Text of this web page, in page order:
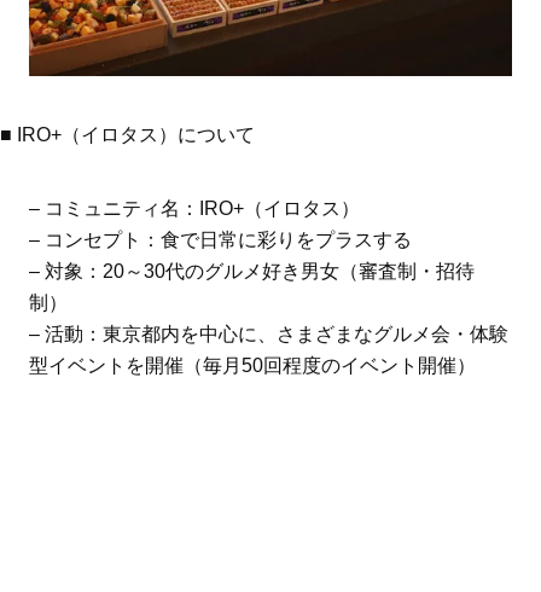
■ IRO+（イロタス）について
– コミュニティ名：IRO+（イロタス）
– コンセプト：食で日常に彩りをプラスする
– 対象：20～30代のグルメ好き男女（審査制・招待
制）
– 活動：東京都内を中心に、さまざまなグルメ会・体験
型イベントを開催（毎月50回程度のイベント開催）